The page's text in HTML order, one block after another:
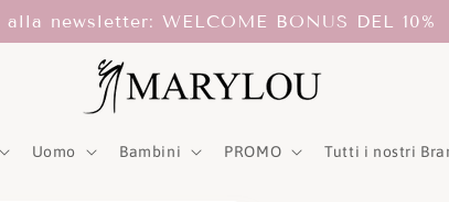
newsletter: WELCOME BONUS DEL 10%
Uomo Bambini PROMO Tutti i nostri